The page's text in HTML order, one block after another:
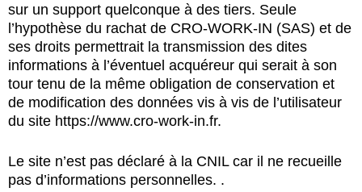
sur un support quelconque à des tiers. Seule
l’hypothèse du rachat de CRO-WORK-IN (SAS) et de
ses droits permettrait la transmission des dites
informations à l’éventuel acquéreur qui serait à son
tour tenu de la même obligation de conservation et
de modification des données vis à vis de l’utilisateur
du site https://www.cro-work-in.fr.
Le site n’est pas déclaré à la CNIL car il ne recueille
pas d’informations personnelles. .